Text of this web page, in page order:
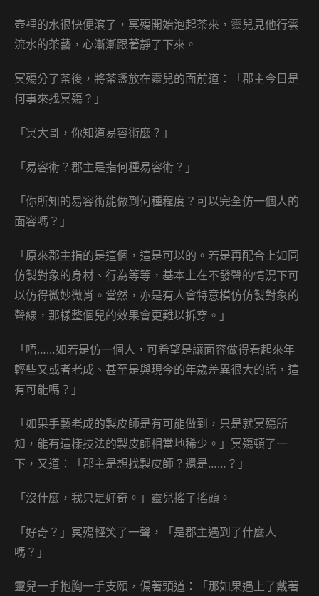
壺裡的水很快便滾了，冥殤開始泡起茶來，靈兒見他行雲
流水的茶藝，心漸漸跟著靜了下來。
冥殤分了茶後，將茶盞放在靈兒的面前道：「郡主今日是
何事來找冥殤？」
「冥大哥，你知道易容術麼？」
「易容術？郡主是指何種易容術？」
「你所知的易容術能做到何種程度？可以完全仿一個人的
面容嗎？」
「原來郡主指的是這個，這是可以的。若是再配合上如同
仿製對象的身材、行為等等，基本上在不發聲的情況下可
以仿得微妙微肖。當然，亦是有人會特意模仿仿製對象的
聲線，那樣整個兒的效果會更難以拆穿。」
「唔……如若是仿一個人，可希望是讓面容做得看起來年
輕些又或者老成、甚至是與現今的年歲差異很大的話，這
有可能嗎？」
「如果手藝老成的製皮師是有可能做到，只是就冥殤所
知，能有這樣技法的製皮師相當地稀少。」冥殤頓了一
下，又道：「郡主是想找製皮師？還是……？」
「沒什麼，我只是好奇。」靈兒搖了搖頭。
「好奇？」冥殤輕笑了一聲，「是郡主遇到了什麼人
嗎？」
靈兒一手抱胸一手支頤，偏著頭道：「那如果遇上了戴著